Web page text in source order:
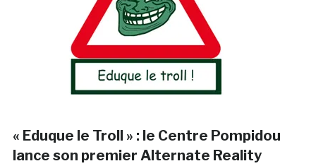
« Eduque le Troll » : le Centre Pompidou
lance son premier Alternate Reality